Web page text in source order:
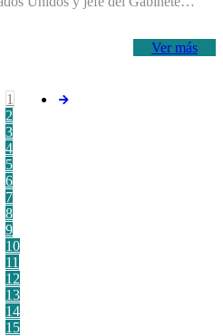
Ver más
1
2
3
4
5
6
7
8
9
10
11
12
13
14
15